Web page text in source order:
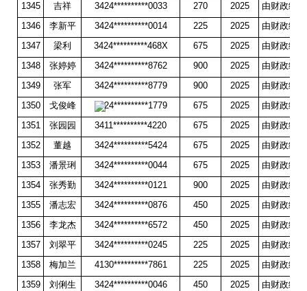
1345
吉祥 3424**********0033 270 2025
由财政统
1346
李新平 3424**********0014 225 2025
由财政统
1347
梁利 3424**********468X 675 2025
由财政统
1348
张婷婷 3424**********8762 900 2025
由财政统
1349
张军 3424**********8779 900 2025
由财政统
1350
戈俊峰 3424**********1779 675 2025
由财政统
1351
张园园 3411**********4220 675 2025
由财政统
1352
董越 3424**********5424 675 2025
由财政统
1353
潘景琍 3424**********0044 675 2025
由财政统
1354
张秀勤 3424**********0121 900 2025
由财政统
1355
潘志宏 3424**********0876 450 2025
由财政统
1356
李龙杰 3424**********6572 450 2025
由财政统
1357
刘翠平 3424**********0245 225 2025
由财政统
1358
梅加兰 4130**********7861 225 2025
由财政统
1359
刘俐生 3424**********0046 450 2025
由财政统